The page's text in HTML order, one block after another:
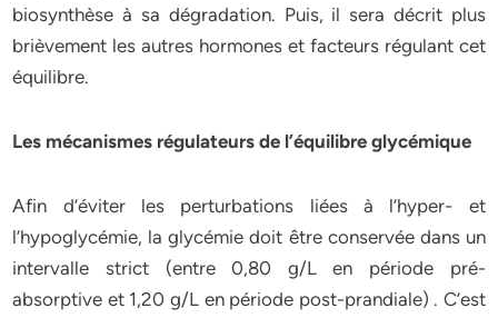
biosynthèse à sa dégradation. Puis, il sera décrit plus
brièvement les autres hormones et facteurs régulant cet
équilibre.
Les mécanismes régulateurs de l’équilibre glycémique
Afin d’éviter les perturbations liées à l’hyper- et
l’hypoglycémie, la glycémie doit être conservée dans un
intervalle strict (entre 0,80 g/L en période pré-
absorptive et 1,20 g/L en période post-prandiale) . C’est